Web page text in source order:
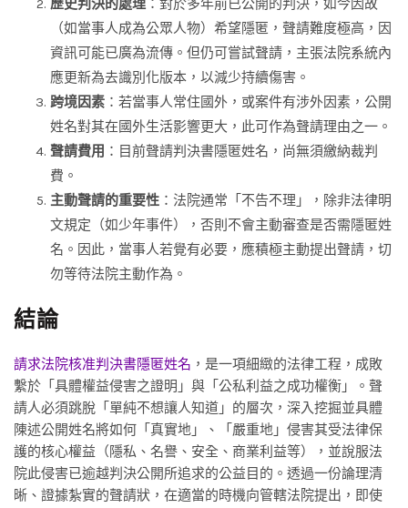
歷史判決的處理 ：對於多年前已公開的判決，如今因故
（如當事人成為公眾人物）希望隱匿，聲請難度極高，因
資訊可能已廣為流傳。但仍可嘗試聲請，主張法院系統內
應更新為去識別化版本，以減少持續傷害。
跨境因素 ：若當事人常住國外，或案件有涉外因素，公開
姓名對其在國外生活影響更大，此可作為聲請理由之一。
聲請費用 ：目前聲請判決書隱匿姓名，尚無須繳納裁判
費。
主動聲請的重要性 ：法院通常「不告不理」，除非法律明
文規定（如少年事件），否則不會主動審查是否需隱匿姓
名。因此，當事人若覺有必要，應積極主動提出聲請，切
勿等待法院主動作為。
結論
請求法院核准判決書隱匿姓名 ，是一項細緻的法律工程，成敗
繫於「具體權益侵害之證明」與「公私利益之成功權衡」。聲
請人必須跳脫「單純不想讓人知道」的層次，深入挖掘並具體
陳述公開姓名將如何「真實地」、「嚴重地」侵害其受法律保
護的核心權益（隱私、名譽、安全、商業利益等），並說服法
院此侵害已逾越判決公開所追求的公益目的。透過一份論理清
晰、證據紮實的聲請狀，在適當的時機向管轄法院提出，即使